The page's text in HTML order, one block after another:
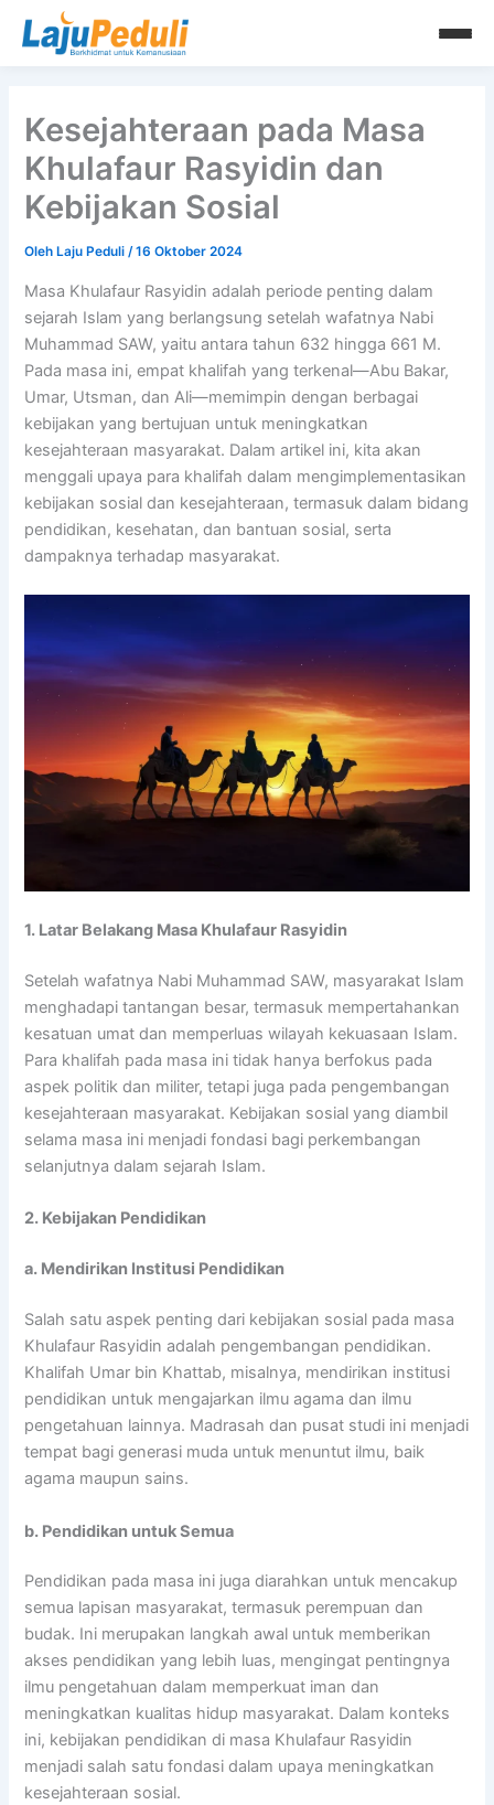
Kesejahteraan pada Masa
Khulafaur Rasyidin dan
Kebijakan Sosial
Oleh Laju Peduli/16 Oktober 2024
Masa Khulafaur Rasyidin adalah periode penting dalam
sejarah Islam yang berlangsung setelah wafatnya Nabi
Muhammad SAW, yaitu antara tahun 632 hingga 661 M.
Pada masa ini, empat khalifah yang terkenal—Abu Bakar,
Umar, Utsman, dan Ali—memimpin dengan berbagai
kebijakan yang bertujuan untuk meningkatkan
kesejahteraan masyarakat. Dalam artikel ini, kita akan
menggali upaya para khalifah dalam mengimplementasikan
kebijakan sosial dan kesejahteraan, termasuk dalam bidang
pendidikan, kesehatan, dan bantuan sosial, serta
dampaknya terhadap masyarakat.
1. Latar Belakang Masa Khulafaur Rasyidin
Setelah wafatnya Nabi Muhammad SAW, masyarakat Islam
menghadapi tantangan besar, termasuk mempertahankan
kesatuan umat dan memperluas wilayah kekuasaan Islam.
Para khalifah pada masa ini tidak hanya berfokus pada
aspek politik dan militer, tetapi juga pada pengembangan
kesejahteraan masyarakat. Kebijakan sosial yang diambil
selama masa ini menjadi fondasi bagi perkembangan
selanjutnya dalam sejarah Islam.
2. Kebijakan Pendidikan
a. Mendirikan Institusi Pendidikan
Salah satu aspek penting dari kebijakan sosial pada masa
Khulafaur Rasyidin adalah pengembangan pendidikan.
Khalifah Umar bin Khattab, misalnya, mendirikan institusi
pendidikan untuk mengajarkan ilmu agama dan ilmu
pengetahuan lainnya. Madrasah dan pusat studi ini menjadi
tempat bagi generasi muda untuk menuntut ilmu, baik
agama maupun sains.
b. Pendidikan untuk Semua
Pendidikan pada masa ini juga diarahkan untuk mencakup
semua lapisan masyarakat, termasuk perempuan dan
budak. Ini merupakan langkah awal untuk memberikan
akses pendidikan yang lebih luas, mengingat pentingnya
ilmu pengetahuan dalam memperkuat iman dan
meningkatkan kualitas hidup masyarakat. Dalam konteks
ini, kebijakan pendidikan di masa Khulafaur Rasyidin
menjadi salah satu fondasi dalam upaya meningkatkan
kesejahteraan sosial.